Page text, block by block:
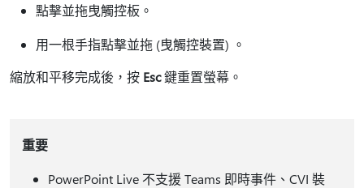
點擊並拖曳觸控板。
用一根手指點擊並拖 (曳觸控裝置) 。
縮放和平移完成後，按 Esc鍵重置螢幕。
重要
PowerPoint Live 不支援 Teams 即時事件、CVI 裝